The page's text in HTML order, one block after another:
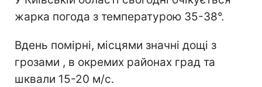
жарка погода з температурою 35-38°.
Вдень помірні, місцями значні дощі з
грозами , в окремих районах град та
шквали 15-20 м/с.